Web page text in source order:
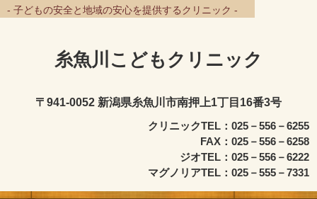
- 子どもの安全と地域の安心を提供するクリニック -
糸魚川こどもクリニック
〒941-0052 新潟県糸魚川市南押上1丁目16番3号
クリニックTEL：025－556－6255
FAX：025－556－6258
ジオTEL：025－556－6222
マグノリアTEL：025－555－7331